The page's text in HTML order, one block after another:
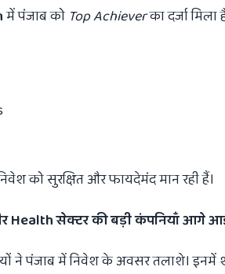
में पंजाब को Top Achieverका दर्जा
को सुरक्षित और फायदेमंद मान रही हैं।
Healthसेक्टर की बड़ी कंपनियाँ आगे
ने पंजाब में निवेश के अवसर तलाशे। इनमें